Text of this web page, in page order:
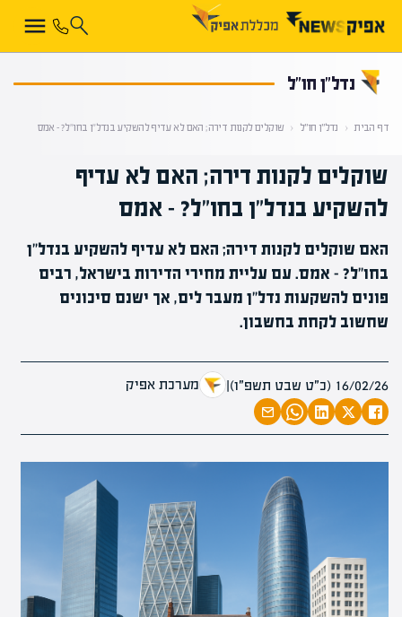
נדל״ן חו״ל
דף הבית ‹ נדל״ן חו״ל ‹ שוקלים לקנות דירה; האם לא עדיף להשקיע בנדל"ן בחו"ל? – אמס
שוקלים לקנות דירה; האם לא עדיף
להשקיע בנדל"ן בחו"ל? – אמס
האם שוקלים לקנות דירה; האם לא עדיף להשקיע בנדל"ן
בחו"ל? - אמס. עם עליית מחירי הדירות בישראל, רבים
פונים להשקעות נדל"ן מעבר לים, אך ישנם סיכונים
שחשוב לקחת בחשבון.
16/02/26 (כ״ט שבט תשפ״ו) | מערכת אפיק